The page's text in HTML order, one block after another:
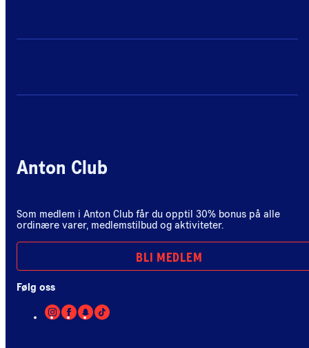
Anton Club
Som medlem i Anton Club får du opptil 30% bonus på alle
ordinære varer, medlemstilbud og aktiviteter.
BLI MEDLEM
Følg oss